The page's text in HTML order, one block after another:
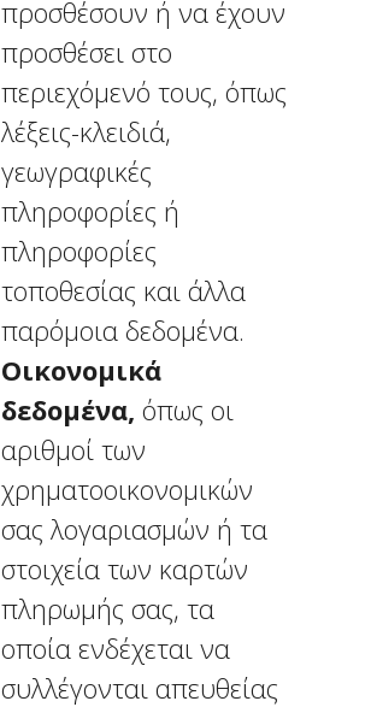
προσθέσουν ή να έχουν
προσθέσει στο
περιεχόμενό τους, όπως
λέξεις-κλειδιά,
γεωγραφικές
πληροφορίες ή
πληροφορίες
τοποθεσίας και άλλα
παρόμοια δεδομένα.
Οικονομικά
δεδομένα, όπως οι
αριθμοί των
χρηματοοικονομικών
σας λογαριασμών ή τα
στοιχεία των καρτών
πληρωμής σας, τα
οποία ενδέχεται να
συλλέγονται απευθείας